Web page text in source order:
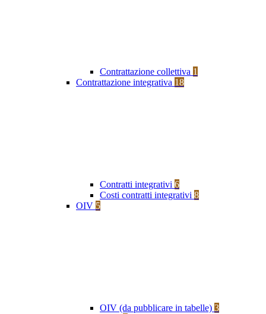
Contrattazione collettiva 1
Contrattazione integrativa 18
Contratti integrativi 6
Costi contratti integrativi 8
OIV 5
OIV (da pubblicare in tabelle) 3